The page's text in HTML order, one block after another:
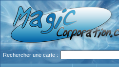
Rechercher une carte :